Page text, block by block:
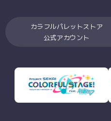
カラフルパレットストア
公式アカウント